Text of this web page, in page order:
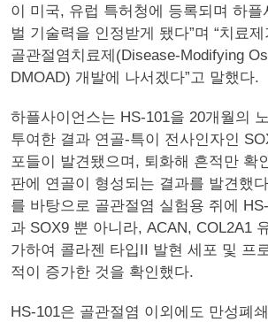
이 미국, 유럽 특허청에 등록되며 하플
벌 기술력을 인정받게 됐다”며 “치료
골관절염치료제(Disease-Modifying
DMOAD) 개발에 나서겠다”고 말했다.
하플사이언스는 HS-101을 20개월의
투여한 결과 연골-특이 전사인자인
포들이 발견됐으며, 퇴화해 흔적만 확
판에 연골이 형성되는 결과를 발견했
를 바탕으로 골관절염 실험용 쥐에
과 SOX9 뿐 아니라, ACAN, COL2A1
가하여 콜라젠 타입II 발현 세포 및 프
적이 증가한 것을 확인했다.
HS-101은 골관절염 이외에도 만성폐